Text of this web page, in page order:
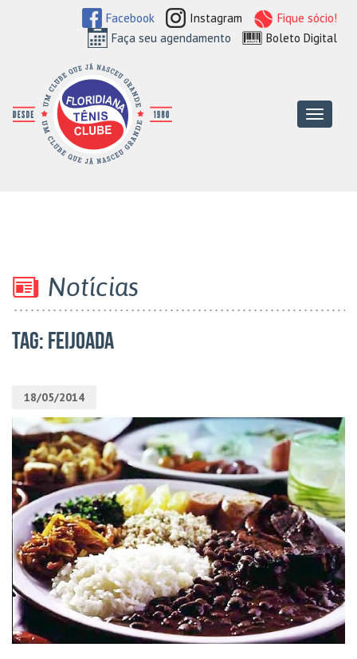
Facebook Instagram
Fique sócio!
Faça seu agendamento
Boleto Digital
Menu
Notícias
TAG: Feijoada
18/05/2014